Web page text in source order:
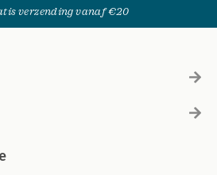
verzending vanaf €20